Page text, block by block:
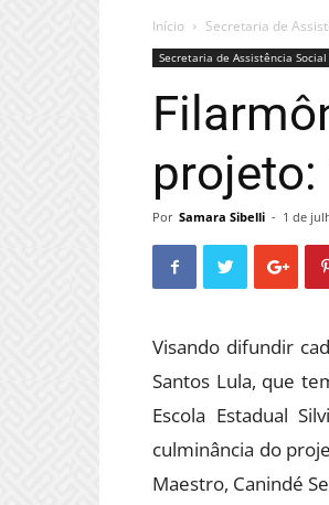
Início Secretaria de
Secretaria de Assistência Social
projeto:
Por Samara Sibelli - 1 de
Visando difundir
Santos Lula, que
Escola Estadual
culminância do
Maestro, Canindé